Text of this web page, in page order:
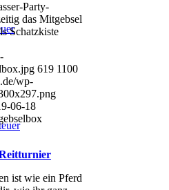
Party-
das Mitgebsel
Schatzkiste
619 1100
wp-
06-18
ist wie ein Pferd